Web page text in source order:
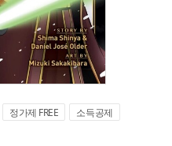
정가제 FREE
소득공제